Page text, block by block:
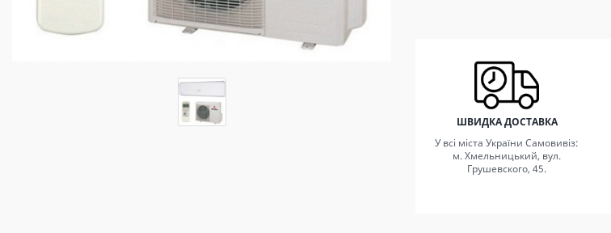
ШВИДКА ДОСТАВКА
У всі міста України Самовивіз:
м. Хмельницький, вул.
Грушевского, 45.